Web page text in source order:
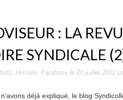
: LA
SYNDICALE
, Histoire, Parutions le 20 juillet 2022
déjà expliqué, le blog